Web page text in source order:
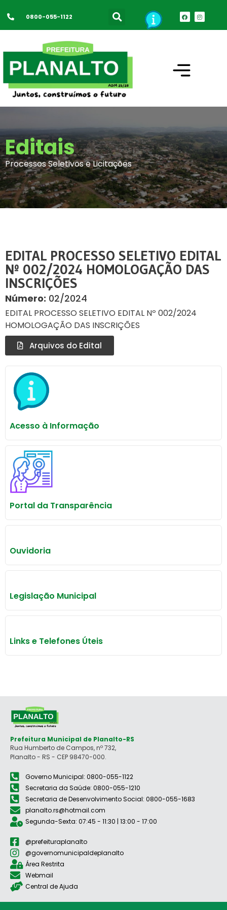
0800-055-1122
Editais
Processos Seletivos e Licitações
EDITAL PROCESSO SELETIVO EDITAL
Nº 002/2024 HOMOLOGAÇÃO DAS
INSCRIÇÕES
Número: 02/2024
EDITAL PROCESSO SELETIVO EDITAL Nº 002/2024
HOMOLOGAÇÃO DAS INSCRIÇÕES
Arquivos do Edital
Acesso à Informação
Portal da Transparência
Ouvidoria
Legislação Municipal
Links e Telefones Úteis
Prefeitura Municipal de Planalto-RS
Rua Humberto de Campos, nº 732,
Planalto - RS - CEP 98470-000.
Governo Municipal: 0800-055-1122
Secretaria da Saúde: 0800-055-1210
Secretaria de Desenvolvimento Social: 0800-055-1683
planalto.rs@hotmail.com
Segunda-Sexta: 07:45 - 11:30 | 13:00 - 17:00
@prefeituraplanalto
@governomunicipaldeplanalto
Área Restrita
Webmail
Central de Ajuda